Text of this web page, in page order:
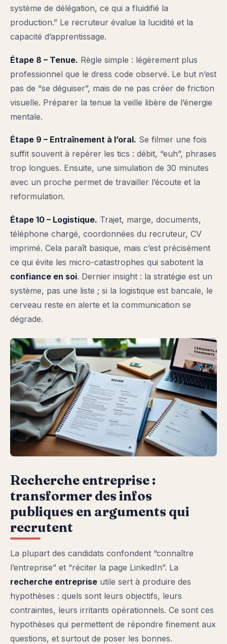
système de délégation, ce qui a fluidifié la
production.” Le recruteur évalue la lucidité et la
capacité d’apprentissage.
Étape 8 – Tenue. Règle simple : légèrement plus
professionnel que le dress code observé. Le but n’est
pas de “se déguiser”, mais de ne pas créer de friction
visuelle. Préparer la tenue la veille libère de l’énergie
mentale.
Étape 9 – Entraînement à l’oral. Se filmer une fois
suffit souvent à repérer les tics : débit, “euh”, phrases
trop longues. Ensuite, une simulation de 30 minutes
avec un proche permet de travailler l’écoute et la
reformulation.
Étape 10 – Logistique. Trajet, marge, documents,
téléphone chargé, coordonnées du recruteur, CV
imprimé. Cela paraît basique, mais c’est précisément
ce qui évite les micro-catastrophes qui sabotent la
confiance en soi. Dernier insight : la stratégie est un
système, pas une liste ; si la logistique est bancale, le
cerveau reste en alerte et la communication se
dégrade.
Recherche entreprise :
transformer des infos
publiques en arguments qui
recrutent
La plupart des candidats confondent “connaître
l’entreprise” et “réciter la page LinkedIn”. La
recherche entreprise utile sert à produire des
hypothèses : quels sont leurs objectifs, leurs
contraintes, leurs irritants opérationnels. Ce sont ces
hypothèses qui permettent de répondre finement aux
questions, et surtout de poser les bonnes.